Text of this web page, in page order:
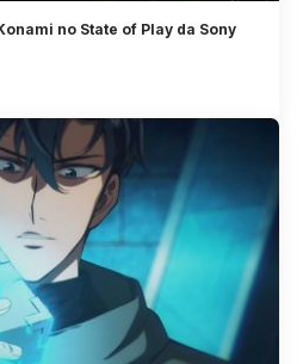
no State of Play da Sony